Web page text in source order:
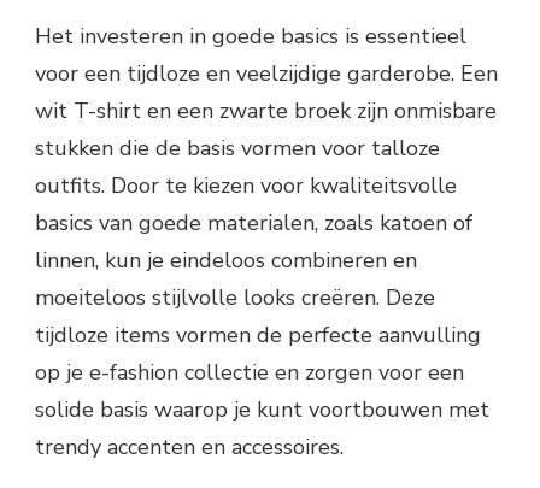
Het investeren in goede basics is essentieel
voor een tijdloze en veelzijdige garderobe. Een
wit T-shirt en een zwarte broek zijn onmisbare
stukken die de basis vormen voor talloze
outfits. Door te kiezen voor kwaliteitsvolle
basics van goede materialen, zoals katoen of
linnen, kun je eindeloos combineren en
moeiteloos stijlvolle looks creëren. Deze
tijdloze items vormen de perfecte aanvulling
op je e-fashion collectie en zorgen voor een
solide basis waarop je kunt voortbouwen met
trendy accenten en accessoires.